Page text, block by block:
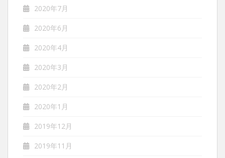
2020年7月
2020年6月
2020年4月
2020年3月
2020年2月
2020年1月
2019年12月
2019年11月